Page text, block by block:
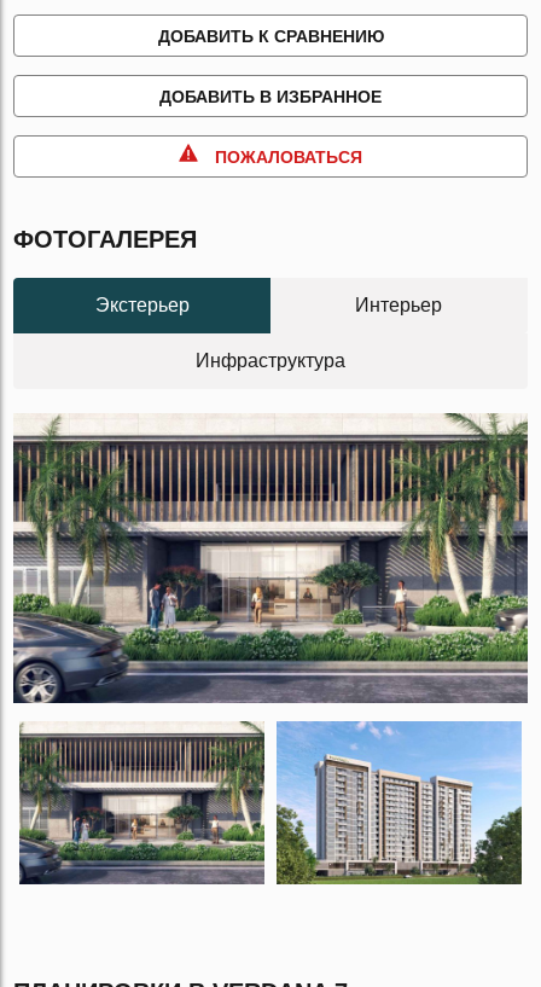
ДОБАВИТЬ К СРАВНЕНИЮ
ДОБАВИТЬ В ИЗБРАННОЕ
ПОЖАЛОВАТЬСЯ
ФОТОГАЛЕРЕЯ
Экстерьер Интерьер
Инфраструктура